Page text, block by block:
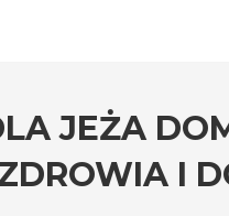
JEŻA
I